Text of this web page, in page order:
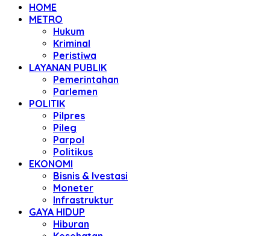
HOME
METRO
Hukum
Kriminal
Peristiwa
LAYANAN PUBLIK
Pemerintahan
Parlemen
POLITIK
Pilpres
Pileg
Parpol
Politikus
EKONOMI
Bisnis & Ivestasi
Moneter
Infrastruktur
GAYA HIDUP
Hiburan